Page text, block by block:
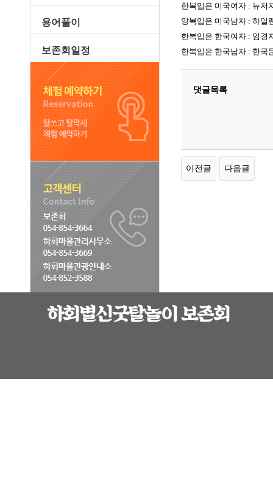
용어풀이
보존회일정
한복입은 미국여자 : 뉴저
양복입은 미국남자 : 하일
한복입은 한국여자 : 임경
한복입은 한국남자 : 한국
댓글목록
이전글 다음글